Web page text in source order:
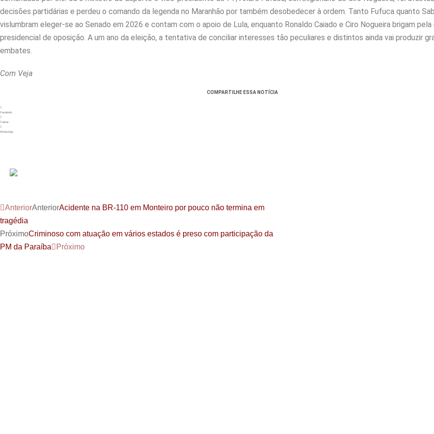
decisões partidárias e perdeu o comando da legenda no Maranhão por também desobedecer à ordem. Tanto Fufuca quanto
vislumbram eleger-se ao Senado em 2026 e contam com o apoio de Lula, enquanto Ronaldo Caiado e Ciro Nogueira brigam pela
presidencial de oposição. A um ano da eleição, a tentativa de conciliar interesses tão peculiares e distintos ainda vai produzir
embates.
Com Veja
COMPARTILHE ESSA NOTÍCIA
Facebook
Twitter
WhatsApp
AnteriorAnteriorAcidente na BR-110 em Monteiro por pouco não termina em
tragédia
PróximoCriminoso com atuação em vários estados é preso com participação da
PM da Paraíba
Próximo